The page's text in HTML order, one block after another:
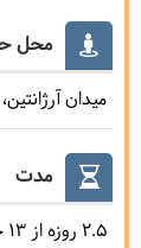
محل
میدان
مدت
2.5 روزه از 13 خرداد (2 روز و 2 شب)